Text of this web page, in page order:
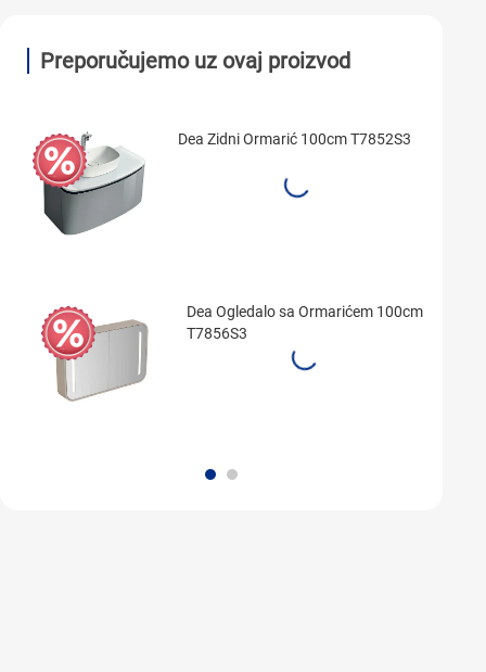
Preporučujemo uz ovaj proizvod
Dea Zidni Ormarić 100cm T7852S3
Dea Ogledalo sa Ormarićem 100cm
T7856S3